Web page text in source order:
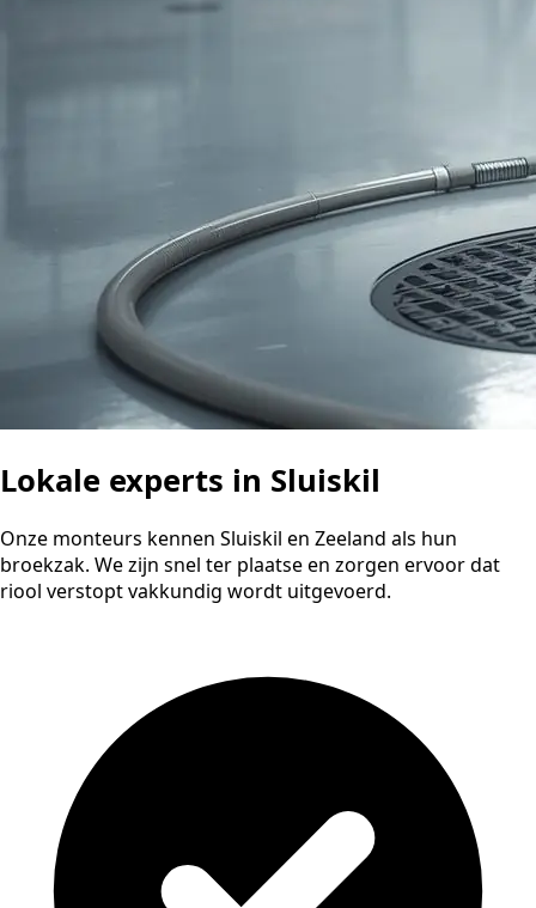
Lokale experts in Sluiskil
Onze monteurs kennen Sluiskil en Zeeland als hun
broekzak. We zijn snel ter plaatse en zorgen ervoor dat
riool verstopt vakkundig wordt uitgevoerd.